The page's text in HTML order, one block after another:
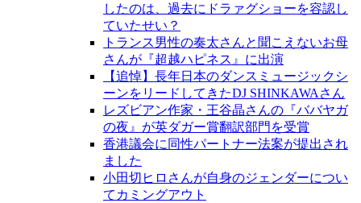
したのは、過去にドラァグショーを容認し
ていたせい？
トランス男性の奏太さんと聞こえないお母
さんが『超越ハピネス』に出演
【追悼】長年日本のダンスミュージックシ
ーンをリードしてきたDJ SHINKAWAさん
レズビアン作家・王谷晶さんの『ババヤガ
の夜』が英ダガー賞翻訳部門を受賞
香港議会に同性パートナー法案が提出され
ました
小田切ヒロさんが自身のジェンダーについ
てカミングアウト